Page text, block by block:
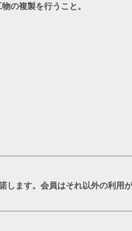
の複製を行うこと。
します。会員はそれ以外の利用